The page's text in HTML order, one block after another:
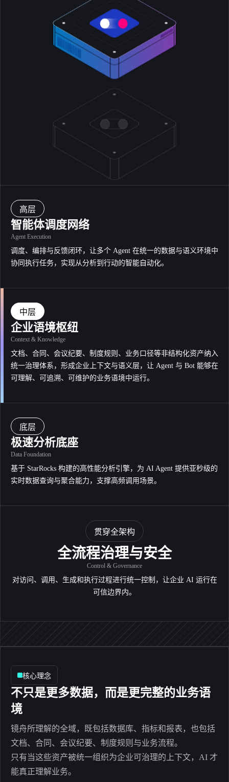
高层
智能体调度网络
Agent Execution
调度、编排与反馈闭环，让多个 Agent 在统一的数据与语义环境中
协同执行任务，实现从分析到行动的智能自动化。
中层
企业语境枢纽
Context & Knowledge
文档、合同、会议纪要、制度规则、业务口径等非结构化资产纳入
统一治理体系，形成企业上下文与语义层，让 Agent 与 Bot 能够在
可理解、可追溯、可维护的业务语境中运行。
底层
极速分析底座
Data Foundation
基于 StarRocks 构建的高性能分析引擎，为 AI Agent 提供亚秒级的
实时数据查询与聚合能力，支撑高频调用场景。
贯穿全架构
全流程治理与安全
Control & Governance
对访问、调用、生成和执行过程进行统一控制，让企业 AI 运行在
可信边界内。
核心理念
不只是更多数据，而是更完整的业务语
境
镜舟所理解的全域，既包括数据库、指标和报表，也包括
文档、合同、会议纪要、制度规则与业务流程。
只有当这些资产被统一组织为企业可治理的上下文，AI 才
能真正理解业务。